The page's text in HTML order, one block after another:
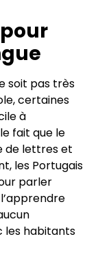
soit pas très
certaines
à
fait que le
de lettres et
les Portugais
parler
les habitants